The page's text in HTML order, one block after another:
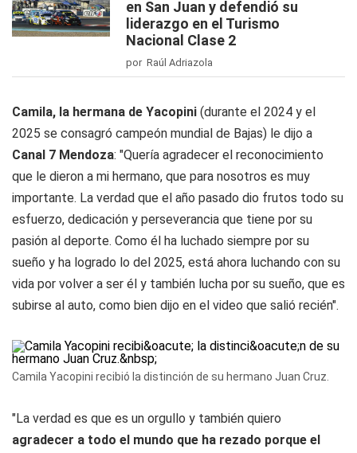
en San Juan y defendió su
liderazgo en el Turismo
Nacional Clase 2
por Raúl Adriazola
Camila, la hermana de Yacopini (durante el 2024 y el
2025 se consagró campeón mundial de Bajas) le dijo a
Canal 7 Mendoza: "Quería agradecer el reconocimiento
que le dieron a mi hermano, que para nosotros es muy
importante. La verdad que el año pasado dio frutos todo su
esfuerzo, dedicación y perseverancia que tiene por su
pasión al deporte. Como él ha luchado siempre por su
sueño y ha logrado lo del 2025, está ahora luchando con su
vida por volver a ser él y también lucha por su sueño, que es
subirse al auto, como bien dijo en el video que salió recién".
Camila Yacopini recibió la distinción de su hermano Juan Cruz.
"La verdad es que es un orgullo y también quiero
agradecer a todo el mundo que ha rezado porque el